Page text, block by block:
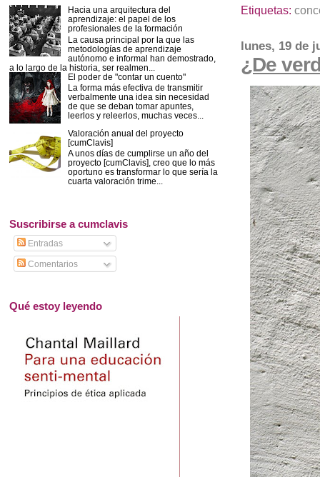
Etiquetas:
lunes, 19 de
¿De
Hacia una arquitectura del
aprendizaje: el papel de los
profesionales de la formación
La causa principal por la que las
metodologías de aprendizaje
autónomo e informal han demostrado,
a lo largo de la historia, ser realmen...
El poder de "contar un cuento"
La forma más efectiva de transmitir
verbalmente una idea sin necesidad
de que se deban tomar apuntes,
leerlos y releerlos, muchas veces...
Valoración anual del proyecto
[cumClavis]
A unos días de cumplirse un año del
proyecto [cumClavis], creo que lo más
oportuno es transformar lo que sería la
cuarta valoración trime...
Suscribirse a cumclavis
Entradas
Comentarios
Qué estoy leyendo